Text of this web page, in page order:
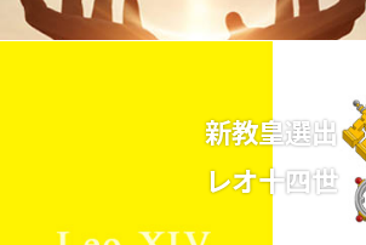
新教皇選出
レオ十四世